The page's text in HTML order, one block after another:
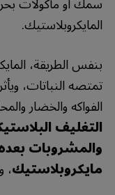
المايكروبلاستيك.
بنفس الطريقة،
تمتصه النباتات،
الفواكه والخضار
التغليف
والمشروبات
مايكروبلاستيك،